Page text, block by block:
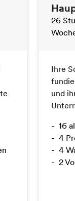
26
Ihre
und
16
4
4
2